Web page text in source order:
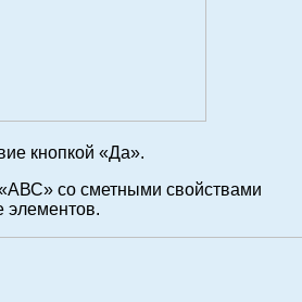
кнопкой «Да».
со сметными свойствами
элементов.